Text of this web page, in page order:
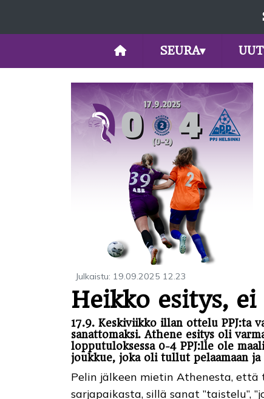
SEURA▾
Julkaistu: 19.09.2025 12.23
Heikko esitys,
17.9. Keskiviikko illan ottelu PPJ:ta
sanattomaksi. Athene esitys oli
lopputuloksessa 0-4 PPJ:lle ole
joukkue, joka oli tullut pelaamaan
Pelin jälkeen mietin Athenesta, että
sarjapaikasta, sillä sanat ”taistelu”,